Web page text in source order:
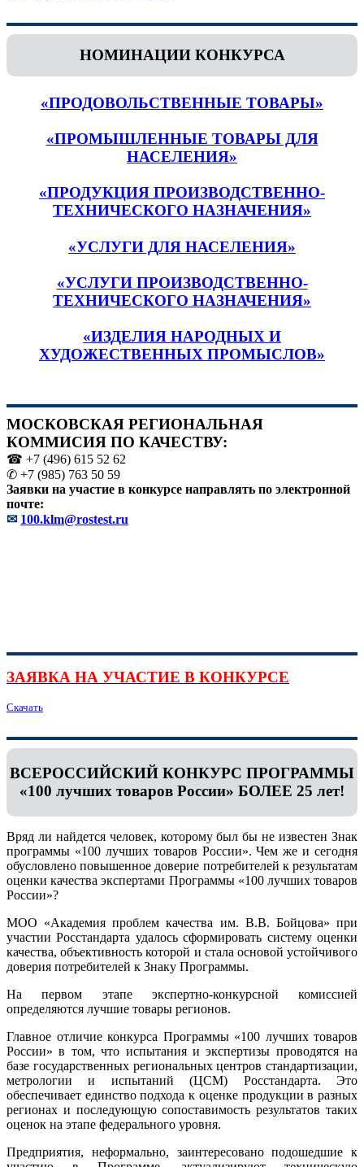
НОМИНАЦИИ КОНКУРСА
«ПРОДОВОЛЬСТВЕННЫЕ ТОВАРЫ»
«ПРОМЫШЛЕННЫЕ ТОВАРЫ ДЛЯ
НАСЕЛЕНИЯ»
«ПРОДУКЦИЯ ПРОИЗВОДСТВЕННО-
ТЕХНИЧЕСКОГО НАЗНАЧЕНИЯ»
«УСЛУГИ ДЛЯ НАСЕЛЕНИЯ»
«УСЛУГИ ПРОИЗВОДСТВЕННО-
ТЕХНИЧЕСКОГО НАЗНАЧЕНИЯ»
«ИЗДЕЛИЯ НАРОДНЫХ И
ХУДОЖЕСТВЕННЫХ ПРОМЫСЛОВ»
МОСКОВСКАЯ РЕГИОНАЛЬНАЯ
КОММИСИЯ ПО КАЧЕСТВУ:
☎ +7 (496) 615 52 62
✆ +7 (985) 763 50 59
Заявки на участие в конкурсе направлять по электронной
почте:
✉ 100.klm@rostest.ru
ЗАЯВКА НА УЧАСТИЕ В КОНКУРСЕ
Скачать
ВСЕРОССИЙСКИЙ КОНКУРС ПРОГРАММЫ
«100 лучших товаров России» БОЛЕЕ 25 лет!
Вряд ли найдется человек, которому был бы не известен Знак
программы «100 лучших товаров России». Чем же и сегодня
обусловлено повышенное доверие потребителей к результатам
оценки качества экспертами Программы «100 лучших товаров
России»?
МОО «Академия проблем качества им. В.В. Бойцова» при
участии Росстандарта удалось сформировать систему оценки
качества, объективность которой и стала основой устойчивого
доверия потребителей к Знаку Программы.
На первом этапе экспертно-конкурсной комиссией
определяются лучшие товары регионов.
Главное отличие конкурса Программы «100 лучших товаров
России» в том, что испытания и экспертизы проводятся на
базе государственных региональных центров стандартизации,
метрологии и испытаний (ЦCM) Росстандарта. Это
обеспечивает единство подхода к оценке продукции в разных
регионах и последующую сопоставимость результатов таких
оценок на этапе федерального уровня.
Предприятия, неформально, заинтересовано подошедшие к